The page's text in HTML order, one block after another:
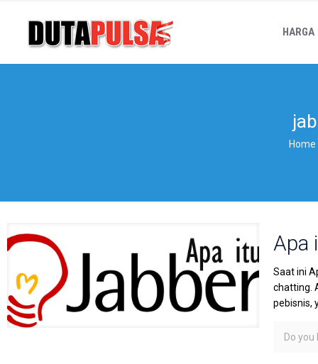
HARGA
Home
Apa
Saat ini
chatting.
pebisnis,
Do you